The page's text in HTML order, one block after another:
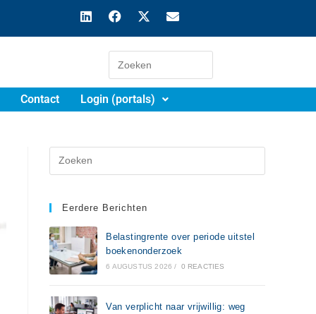
Contact Login (portals)
Eerdere Berichten
Belastingrente over periode uitstel
boekenonderzoek
6 AUGUSTUS 2026 / 0 REACTIES
Van verplicht naar vrijwillig: weg